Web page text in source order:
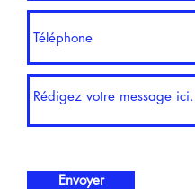
Envoyer